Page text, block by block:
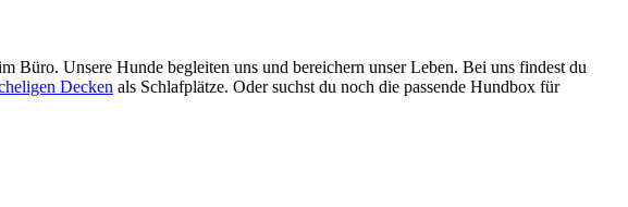
Büro. Unsere Hunde begleiten uns und bereichern unser Leben. Bei uns findest du
Decken als Schlafplätze. Oder suchst du noch die passende Hundbox für